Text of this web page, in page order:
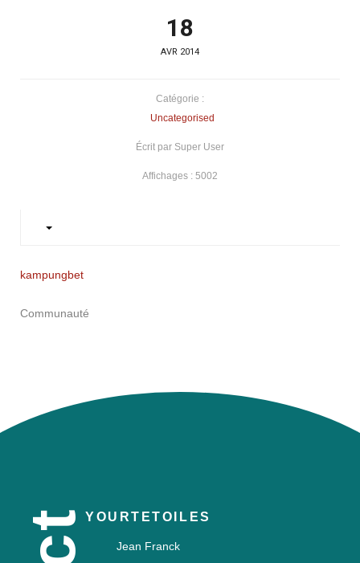
18
AVR 2014
Catégorie :
Uncategorised
Écrit par Super User
Affichages : 5002
kampungbet
Communauté
YOURTETOILES
Jean Franck